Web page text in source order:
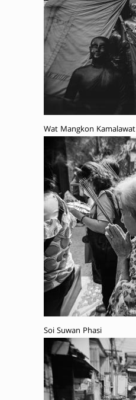
Wat Mangkon Kamalawat
Soi Suwan Phasi